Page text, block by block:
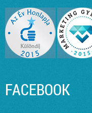
FACEBOOK